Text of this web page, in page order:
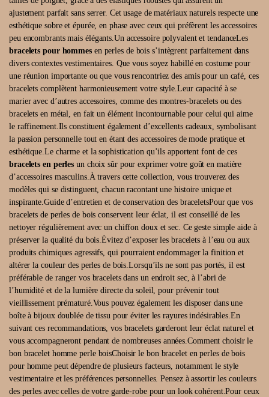
ajustement parfait sans serrer. Cet usage de matériaux naturels respecte une
esthétique sobre et épurée, en phase avec ceux qui préfèrent les accessoires
peu encombrants mais élégants.Un accessoire polyvalent et tendanceLes
bracelets pour hommesen perles de bois s’intègrent parfaitement dans
divers contextes vestimentaires. Que vous soyez habillé en costume pour
une réunion importante ou que vous rencontriez des amis pour un café, ces
bracelets complètent harmonieusement votre style.Leur capacité à se
marier avec d’autres accessoires, comme des montres-bracelets ou des
bracelets en métal, en fait un élément incontournable pour celui qui aime
le raffinement.Ils constituent également d’excellents cadeaux, symbolisant
la passion personnelle tout en étant des accessoires de mode pratique et
esthétique.Le charme et la sophistication qu’ils apportent font de ces
bracelets en perles un choix sûr pour exprimer votre goût en matière
d’accessoires masculins.À travers cette collection, vous trouverez des
modèles qui se distinguent, chacun racontant une histoire unique et
inspirante.Guide d’entretien et de conservation des braceletsPour que vos
bracelets de perles de bois conservent leur éclat, il est conseillé de les
nettoyer régulièrement avec un chiffon doux et sec. Ce geste simple aide à
préserver la qualité du bois.Évitez d’exposer les bracelets à l’eau ou aux
produits chimiques agressifs, qui pourraient endommager la finition et
altérer la couleur des perles de bois.Lorsqu’ils ne sont pas portés, il est
préférable de ranger vos bracelets dans un endroit sec, à l’abri de
l’humidité et de la lumière directe du soleil, pour prévenir tout
vieillissement prématuré.Vous pouvez également les disposer dans une
boîte à bijoux doublée de tissu pour éviter les rayures indésirables.En
suivant ces recommandations, vos bracelets garderont leur éclat naturel et
vous accompagneront pendant de nombreuses années.Comment choisir le
bon bracelet homme perle boisChoisir le bon bracelet en perles de bois
pour homme peut dépendre de plusieurs facteurs, notamment le style
vestimentaire et les préférences personnelles. Pensez à assortir les couleurs
des perles avec celles de votre garde-robe pour un look cohérent.Pour ceux